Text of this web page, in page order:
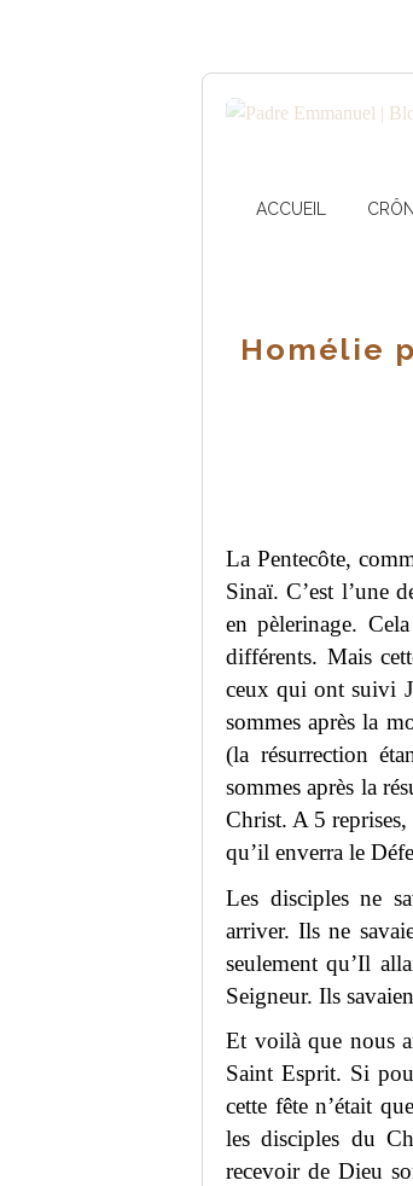
ACCUEIL
Homélie
La Pentecôte,
Sinaï. C’est l’une
en pèlerinage.
différents. Mais
ceux qui ont suivi
sommes après la
(la résurrection
sommes après la
Christ. A 5 reprises,
qu’il enverra le
Les disciples ne
arriver. Ils ne
seulement qu’Il
Seigneur. Ils
Et voilà que nous
Saint Esprit. Si
cette fête n’était
les disciples du
recevoir de Dieu